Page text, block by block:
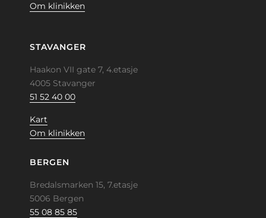
Om klinikken
STAVANGER
Haakon VII gate 7, 4.etasje
4005 Stavanger
51 52 40 00
Kart
Om klinikken
BERGEN
Bredalsmarken 15, 7.etasje
5006 Bergen
55 08 85 85